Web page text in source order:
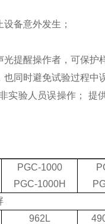
备意外发生；
提醒操作者，可保护
同时避免试验过程中
验人员误操作； 提
PGC-1000
PGC-1000H
962L